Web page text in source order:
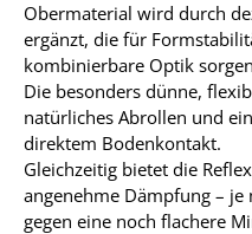
Obermaterial wird durch
ergänzt, die für
kombinierbare Optik
Die besonders dünne,
natürliches Abrollen und
direktem Bodenkontakt.
Gleichzeitig bietet die
angenehme Dämpfung – je
gegen eine noch flachere